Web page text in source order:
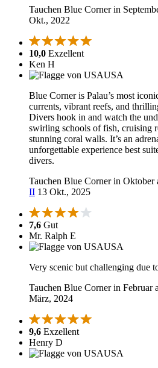
Tauchen Blue Corner in
Okt., 2022
10,0 Exzellent
Ken H
USA
Blue Corner is Palau’s most
currents, vibrant reefs, and
Divers hook in and watch the
swirling schools of fish, cruising
stunning coral walls. It’s an
unforgettable experience best
divers.
Tauchen Blue Corner in Oktober
II 13 Okt., 2025
7,6 Gut
Mr. Ralph E
USA
Very scenic but challenging due
Tauchen Blue Corner in Februar
März, 2024
9,6 Exzellent
Henry D
USA